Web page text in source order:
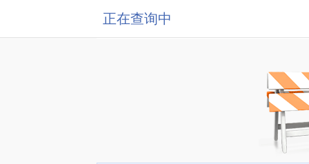
正在查询中